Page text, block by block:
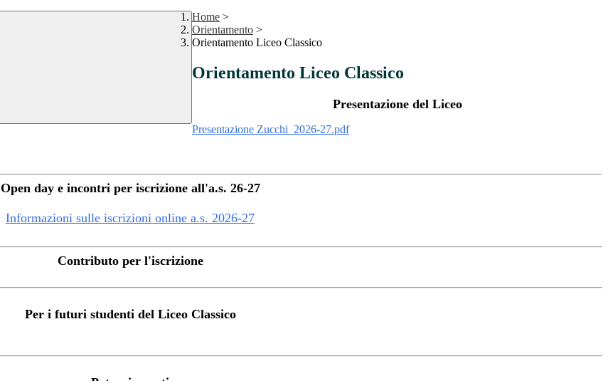
Home >
Orientamento >
Orientamento Liceo Classico
Orientamento Liceo Classico
Presentazione del Liceo
Presentazione Zucchi_2026-27.pdf
Open day e incontri per iscrizione all'a.s. 26-27
Informazioni sulle iscrizioni online a.s. 2026-27
Contributo per l'iscrizione
Per i futuri studenti del Liceo Classico